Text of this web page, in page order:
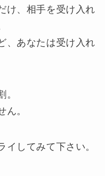
け、相手を受け入れ
、あなたは受け入れ
。
ん。
イしてみて下さい。